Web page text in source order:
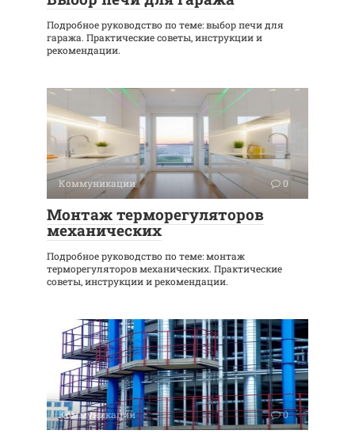
Подробное руководство по теме: выбор печи для
гаража. Практические советы, инструкции и
рекомендации.
Коммуникации 0
Монтаж терморегуляторов
механических
Подробное руководство по теме: монтаж
терморегуляторов механических. Практические
советы, инструкции и рекомендации.
Коммуникации 0